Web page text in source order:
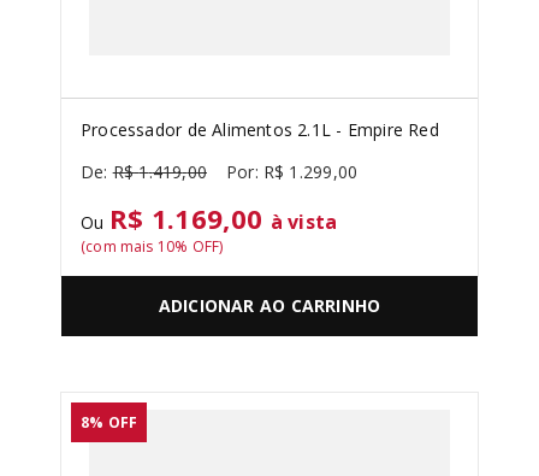
Processador de Alimentos 2.1L - Empire Red
R$ 1.419,00 R$ 1 .299,00
Ou R$ 1.169,00 à vista
(com mais 10% OFF)
ADICIONAR AO CARRINHO
8% OFF